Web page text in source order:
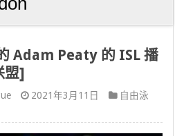
Adam Peaty 的 ISL 播
盟]
2021年3月11日
自由泳